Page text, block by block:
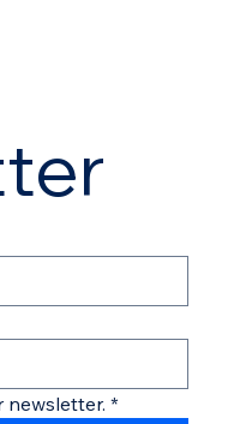
newsletter. *